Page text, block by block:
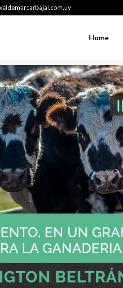
Home